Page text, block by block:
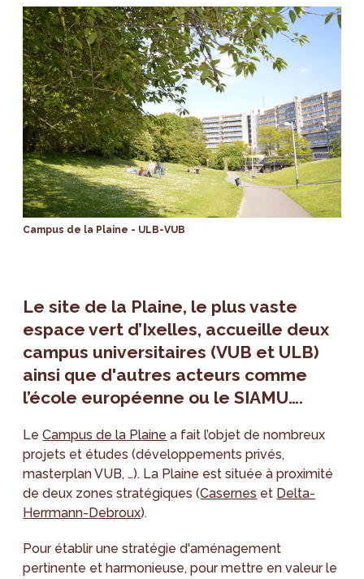
Campus de la Plaine - ULB-VUB
Le site de la Plaine, le plus vaste
espace vert d’Ixelles, accueille deux
campus universitaires (VUB et ULB)
ainsi que d'autres acteurs comme
l’école européenne ou le SIAMU….
LeCampus de la Plaine a fait l’objet de nombreux
projets et études (développements privés,
masterplan VUB, …). La Plaine est située à proximité
de deux zones stratégiques (Casernes et Delta-
Herrmann-Debroux).
Pour établir une stratégie d'aménagement
pertinente et harmonieuse, pour mettre en valeur le